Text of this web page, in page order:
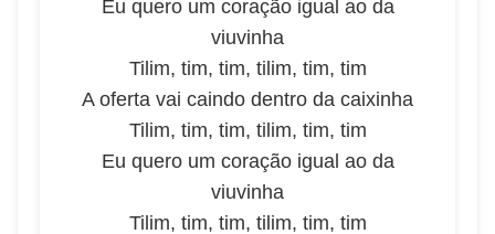
Eu quero um coração igual ao da
viuvinha
Tilim, tim, tim, tilim, tim, tim
A oferta vai caindo dentro da caixinha
Tilim, tim, tim, tilim, tim, tim
Eu quero um coração igual ao da
viuvinha
Tilim, tim, tim, tilim, tim, tim